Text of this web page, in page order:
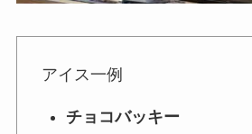
アイス一例
チョコバッキー